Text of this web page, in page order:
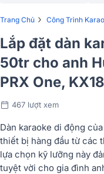
Trang Chủ › Công Trình
Lắp đặt dàn
50tr cho anh
PRX One,
467 lượt xem
Dàn karaoke di động
thiết bị hàng đầu từ các
lựa chọn kỹ lưỡng này
tuyệt vời cho gia đình